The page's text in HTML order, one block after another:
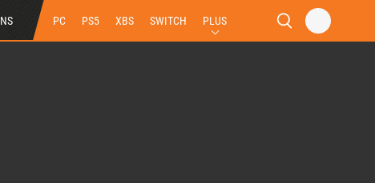
PC PS5 XBS SWITCH PLUS